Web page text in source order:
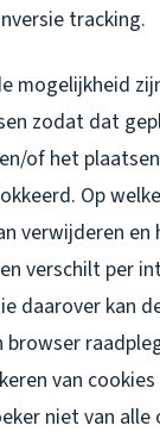
tracking.
mogelijkheid
zodat dat
of het
Op
verwijderen en
verschilt per
daarover kan
browser
van
niet van alle